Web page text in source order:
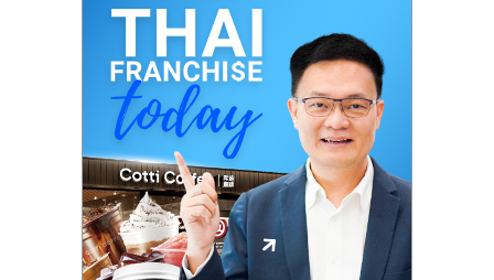
ปรึกษา
การ
ลงทุน